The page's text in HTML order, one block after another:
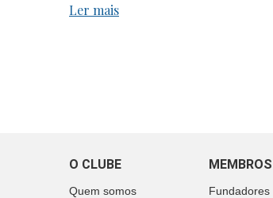
Ler mais
O CLUBE
Quem somos
MEMBROS
Fundadores